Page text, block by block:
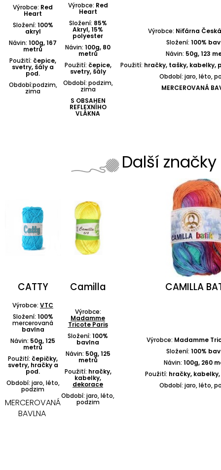
Výrobce: Red
Heart
Složení: 100%
akryl
Návin: 100g, 167
metrů
Použití: čepice,
svetry, šály a
pod.
Období:podzim,
zima
Výrobce: Red
Heart
Složení: 85%
Akryl, 15%
polyester
Návin: 100g, 80
metrů
Použití: čepice,
svetry, šály
Období: podzim,
zima
S OBSAHEN
REFLEXNÍHO
VLÁKNA
Výrobce: Niťárna
Složení: 100%
Návin: 50g, 123
Použití: hračky, tašky, kabelky,
Období: jaro, léto,
MERCEROVANÁ
Další značky
CATTY Camilla CAMILLA
Výrobce: VTC
Složení: 100%
mercerovaná
bavlna
Návin: 50g, 125
metrů
Použití: čepičky,
svetry, hračky a
pod.
Období: jaro, léto,
podzim
MERCEROVANÁ
BAVLNA
Výrobce:
Madamme
Tricote Paris
Složení: 100%
bavlna
Návin: 50g, 125
metrů
Použití: hračky,
kabelky,
dekorace
Období: jaro, léto,
podzim
Výrobce: Madamme
Složení: 100%
Návin: 100g, 260
Použití: hračky,
Období: jaro, léto,